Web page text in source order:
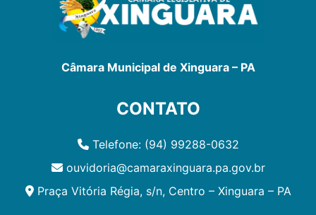
Câmara Municipal de Xinguara – PA
CONTATO
Telefone: (94) 99288-0632
ouvidoria@camaraxinguara.pa.gov.br
Praça Vitória Régia, s/n, Centro – Xinguara – PA